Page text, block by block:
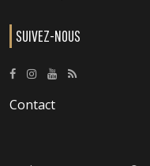
SUIVEZ-NOUS
Contact